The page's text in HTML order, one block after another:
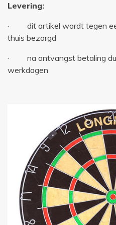
Levering:
· dit artikel wordt tegen
thuis bezorgd
· na ontvangst betaling
werkdagen